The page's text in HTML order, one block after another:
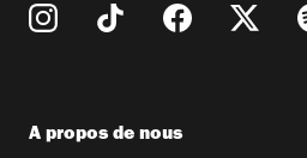
A propos de nous